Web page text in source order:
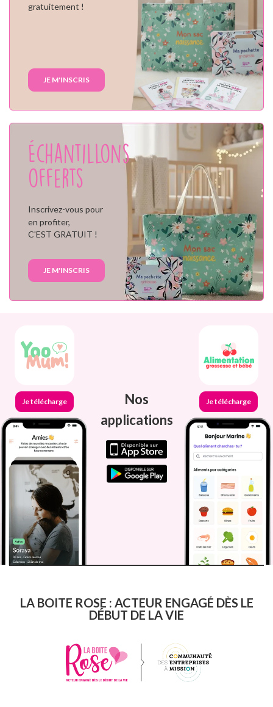
gratuitement !
JE M'INSCRIS
Échantillons
offerts
Inscrivez-vous pour
en profiter,
C'EST GRATUIT !
JE M'INSCRIS
Je télécharge
Nos
applications
Je télécharge
LA BOITE ROSE : ACTEUR ENGAGÉ DÈS LE
DÉBUT DE LA VIE